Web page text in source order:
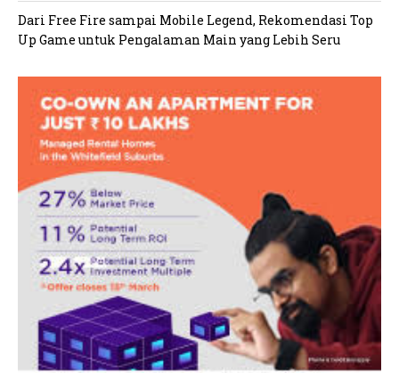
Dari Free Fire sampai Mobile Legend, Rekomendasi Top
Up Game untuk Pengalaman Main yang Lebih Seru